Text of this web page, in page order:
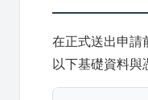
在正式送出申請
以下基礎資料與